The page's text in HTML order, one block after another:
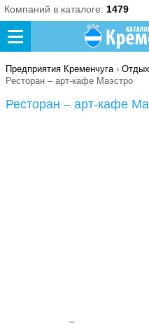
Компаний в каталоге: 1479
Предприятия Кременчуга›
Ресторан – арт-кафе Маэстро
Ресторан – арт-кафе